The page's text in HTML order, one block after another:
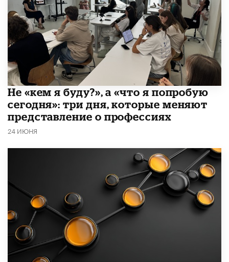
Не «кем я буду?», а «что я попробую
сегодня»: три дня, которые меняют
представление о профессиях
24 ИЮНЯ